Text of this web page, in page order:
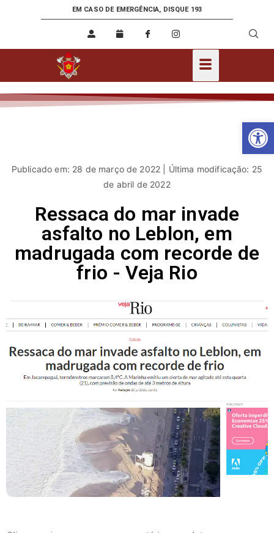
EM CASO DE EMERGÊNCIA, DISQUE 193
Publicado em: 28 de março de 2022 | Última modificação: 25
de abril de 2022
Ressaca do mar invade
asfalto no Leblon, em
madrugada com recorde de
frio - Veja Rio